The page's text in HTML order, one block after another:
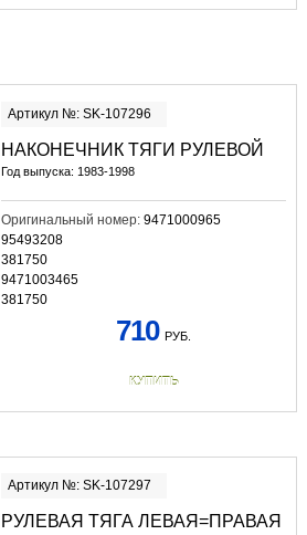
Артикул №: SK-107296
НАКОНЕЧНИК ТЯГИ РУЛЕВОЙ
Год выпуска: 1983-1998
Оригинальный номер: 9471000965
95493208
381750
9471003465
381750
710 РУБ.
КУПИТЬ
Артикул №: SK-107297
РУЛЕВАЯ ТЯГА ЛЕВАЯ=ПРАВАЯ